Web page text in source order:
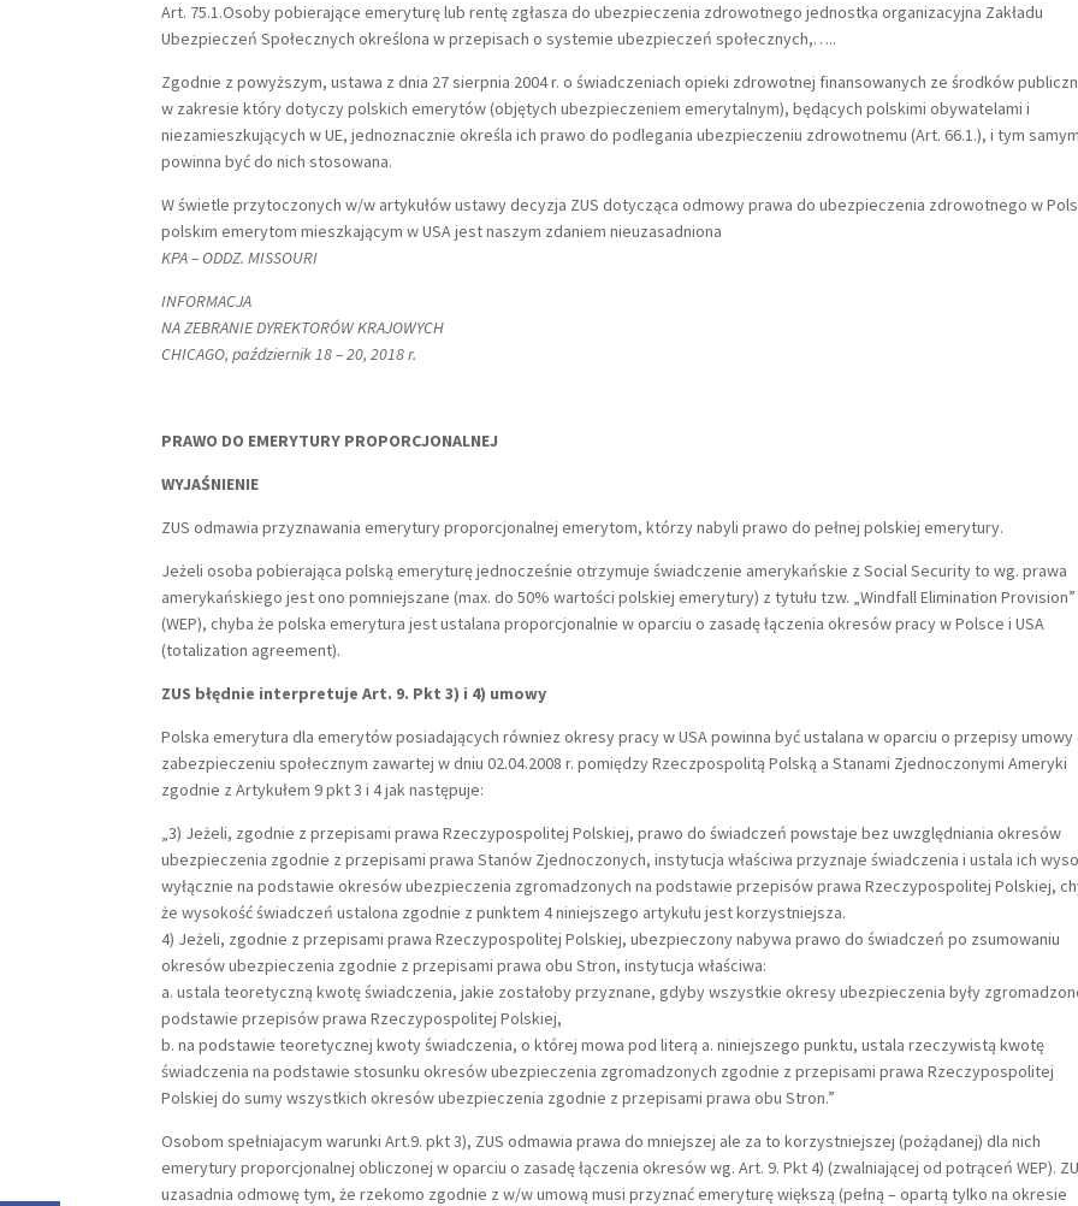
Art. 75.1.Osoby pobierające emeryturę lub rentę zgłasza do ubezpieczenia zdrowotnego jednostka organizacyjna Zakładu
Ubezpieczeń Społecznych określona w przepisach o systemie ubezpieczeń społecznych,…..
Zgodnie z powyższym, ustawa z dnia 27 sierpnia 2004 r. o świadczeniach opieki zdrowotnej finansowanych ze środków
w zakresie który dotyczy polskich emerytów (objętych ubezpieczeniem emerytalnym), będących polskimi obywatelami i
niezamieszkujących w UE, jednoznacznie określa ich prawo do podlegania ubezpieczeniu zdrowotnemu (Art. 66.1.), i tym
powinna być do nich stosowana.
W świetle przytoczonych w/w artykułów ustawy decyzja ZUS dotycząca odmowy prawa do ubezpieczenia zdrowotnego w
polskim emerytom mieszkającym w USA jest naszym zdaniem nieuzasadniona
KPA – ODDZ. MISSOURI
INFORMACJA
NA ZEBRANIE DYREKTORÓW KRAJOWYCH
CHICAGO, październik 18 – 20, 2018 r.
PRAWO DO EMERYTURY PROPORCJONALNEJ
WYJAŚNIENIE
ZUS odmawia przyznawania emerytury proporcjonalnej emerytom, którzy nabyli prawo do pełnej polskiej emerytury.
Jeżeli osoba pobierająca polską emeryturę jednocześnie otrzymuje świadczenie amerykańskie z Social Security to wg. prawa
amerykańskiego jest ono pomniejszane (max. do 50% wartości polskiej emerytury) z tytułu tzw. „Windfall Elimination Provision”
(WEP), chyba że polska emerytura jest ustalana proporcjonalnie w oparciu o zasadę łączenia okresów pracy w Polsce i USA
(totalization agreement).
ZUS błędnie interpretuje Art. 9. Pkt 3) i 4) umowy
Polska emerytura dla emerytów posiadających równiez okresy pracy w USA powinna być ustalana w oparciu o przepisy umowy
zabezpieczeniu społecznym zawartej w dniu 02.04.2008 r. pomiędzy Rzeczpospolitą Polską a Stanami Zjednoczonymi Ameryki
zgodnie z Artykułem 9 pkt 3 i 4 jak następuje:
„3) Jeżeli, zgodnie z przepisami prawa Rzeczypospolitej Polskiej, prawo do świadczeń powstaje bez uwzględniania okresów
ubezpieczenia zgodnie z przepisami prawa Stanów Zjednoczonych, instytucja właściwa przyznaje świadczenia i ustala ich
wyłącznie na podstawie okresów ubezpieczenia zgromadzonych na podstawie przepisów prawa Rzeczypospolitej Polskiej,
że wysokość świadczeń ustalona zgodnie z punktem 4 niniejszego artykułu jest korzystniejsza.
4) Jeżeli, zgodnie z przepisami prawa Rzeczypospolitej Polskiej, ubezpieczony nabywa prawo do świadczeń po zsumowaniu
okresów ubezpieczenia zgodnie z przepisami prawa obu Stron, instytucja właściwa:
a. ustala teoretyczną kwotę świadczenia, jakie zostałoby przyznane, gdyby wszystkie okresy ubezpieczenia były
podstawie przepisów prawa Rzeczypospolitej Polskiej,
b. na podstawie teoretycznej kwoty świadczenia, o której mowa pod literą a. niniejszego punktu, ustala rzeczywistą kwotę
świadczenia na podstawie stosunku okresów ubezpieczenia zgromadzonych zgodnie z przepisami prawa Rzeczypospolitej
Polskiej do sumy wszystkich okresów ubezpieczenia zgodnie z przepisami prawa obu Stron.”
Osobom spełniajacym warunki Art.9. pkt 3), ZUS odmawia prawa do mniejszej ale za to korzystniejszej (pożądanej) dla nich
emerytury proporcjonalnej obliczonej w oparciu o zasadę łączenia okresów wg. Art. 9. Pkt 4) (zwalniającej od potrąceń WEP).
uzasadnia odmowę tym, że rzekomo zgodnie z w/w umową musi przyznać emeryturę większą (pełną – opartą tylko na okresie